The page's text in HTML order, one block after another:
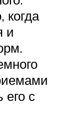
когда
и
с